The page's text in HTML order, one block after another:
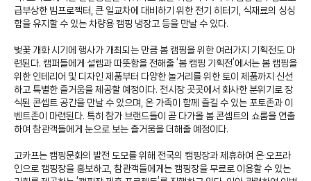
급부상한 빔프로젝터, 큰 일교차에 대비하기 위한 전기 히터기, 식재료의 싱싱
함을 유지할 수 있는 차량용 캠핑 냉장고 등을 만날 수 있다.
벚꽃 개화 시기에 행사가 개최되는 만큼 봄 캠핑을 위한 여러가지 기획전도 마
련된다. 캠퍼들에게 설렘과 따뜻함을 전해줄 ‘봄 캠핑 기획전’에서는 봄 캠핑을
위한 인테리어 및 디자인 제품부터 다양한 놀거리를 위한 토이 제품까지 신선
하고 특별한 즐거움을 제공할 예정이다. 전시장 곳곳에서 화사한 분위기로 장
식된 콘셉트 공간을 만날 수 있으며, 온 가족이 함께 즐길 수 있는 포토존과 이
벤트존이 마련된다. 특히 참가 브랜드들이 곧 다가올 봄 콘셉트의 쇼룸을 연출
하여 참관객들에게 눈으로 보는 즐거움을 더해줄 예정이다.
고카프는 캠핑문화의 발전 도모를 위해 전국의 캠핑장과 제휴하여 온∙오프라
인으로 캠핑장을 홍보하고, 참관객들에게는 캠핑장을 무료로 이용할 수 있는